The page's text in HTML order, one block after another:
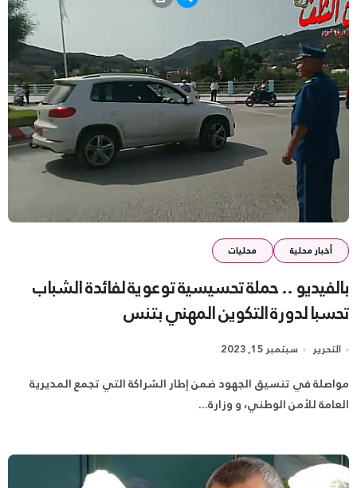
أخبار محلية محليات
بالفيديو .. حملة تحسيسية توعوية لفائدة الشباب
تحسبا لدورة التكوين المهني بتنس
التحرير سبتمبر 15, 2023
مواصلة في تنسيق الجهود ضمن إطار الشراكة التي تجمع المديرية
العامة للأمن الوطني، و وزارة...